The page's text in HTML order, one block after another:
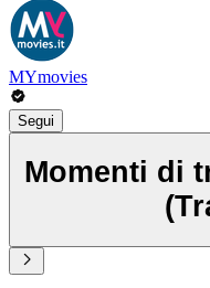
MYmovies
Segui
Momenti di